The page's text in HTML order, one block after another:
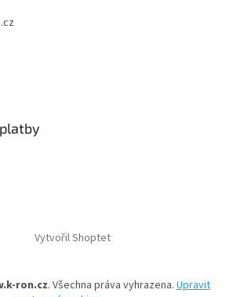
Vytvořil Shoptet
ron.cz. Všechna práva vyhrazena. Upravit